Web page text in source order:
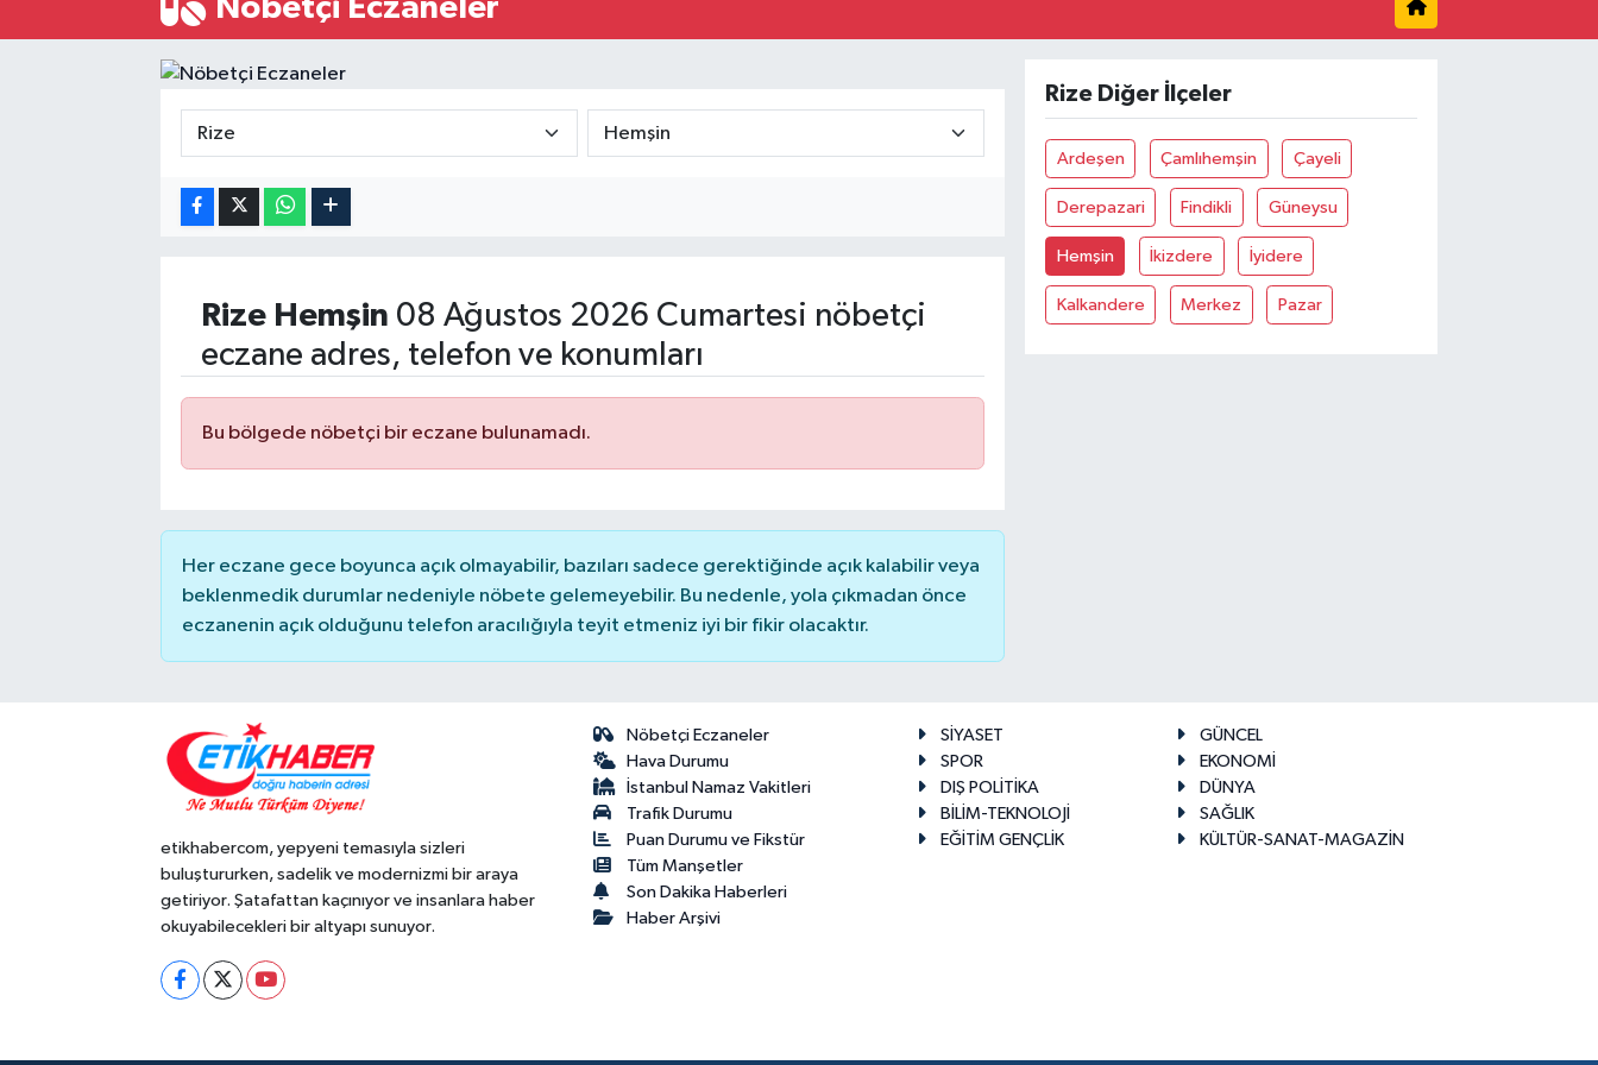
GRAM ALTIN
BİST100
Nöbetçi Eczaneler
Rize Hemşin 08 Ağustos 2026 Cumartesi nöbetçi
eczane adres, telefon ve konumları
Bu bölgede nöbetçi bir eczane bulunamadı.
Her eczane gece boyunca açık olmayabilir, bazıları sadece gerektiğinde açık kalabilir veya
beklenmedik durumlar nedeniyle nöbete gelemeyebilir. Bu nedenle, yola çıkmadan önce
eczanenin açık olduğunu telefon aracılığıyla teyit etmeniz iyi bir fikir olacaktır.
Rize Diğer İlçeler
Ardeşen Çamlıhemşin Çayeli
Derepazari Findikli Güneysu
Hemşin İkizdere İyidere
Kalkandere Merkez Pazar
etikhabercom, yepyeni temasıyla sizleri
buluştururken, sadelik ve modernizmi bir araya
getiriyor. Şatafattan kaçınıyor ve insanlara haber
okuyabilecekleri bir altyapı sunuyor.
Nöbetçi Eczaneler
Hava Durumu
İstanbul Namaz Vakitleri
Trafik Durumu
Puan Durumu ve Fikstür
Tüm Manşetler
Son Dakika Haberleri
Haber Arşivi
SİYASET
GÜNCEL
SPOR
EKONOMİ
DIŞ POLİTİKA
DÜNYA
BİLİM-TEKNOLOJİ
SAĞLIK
EĞİTİM GENÇLİK
KÜLTÜR-SANAT-MAGAZİN
ÖZEL HABER